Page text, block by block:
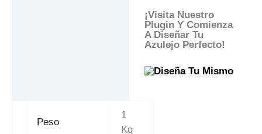
¡Visita Nuestro
Plugin Y Comienza
A Diseñar Tu
Azulejo Perfecto!
Peso
1
Kg